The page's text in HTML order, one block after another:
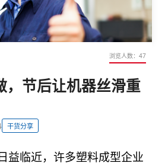
浏览人数： 47
，节后让机器丝滑重
干货分享
益临近，许多塑料成型企业